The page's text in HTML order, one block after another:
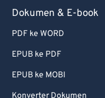
Dokumen & E-book
PDF ke WORD
EPUB ke PDF
EPUB ke MOBI
Konverter Dokumen